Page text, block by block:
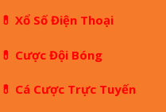
💊 Xổ Số Điện Thoại
💊 Cược Đội Bóng
💊 Cá Cược Trực Tuyến